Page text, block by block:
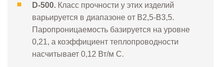
D-500. Класс прочности у этих изделий
варьируется в диапазоне от В2,5-В3,5.
Паропроницаемость базируется на уровне
0,21, а коэффициент теплопроводности
насчитывает 0,12 Вт/м С.